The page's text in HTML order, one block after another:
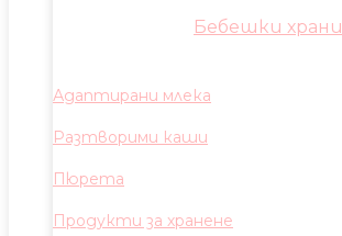
Бебешки храни
Адаптирани млека
Разтворими каши
Пюрета
Продукти за хранене